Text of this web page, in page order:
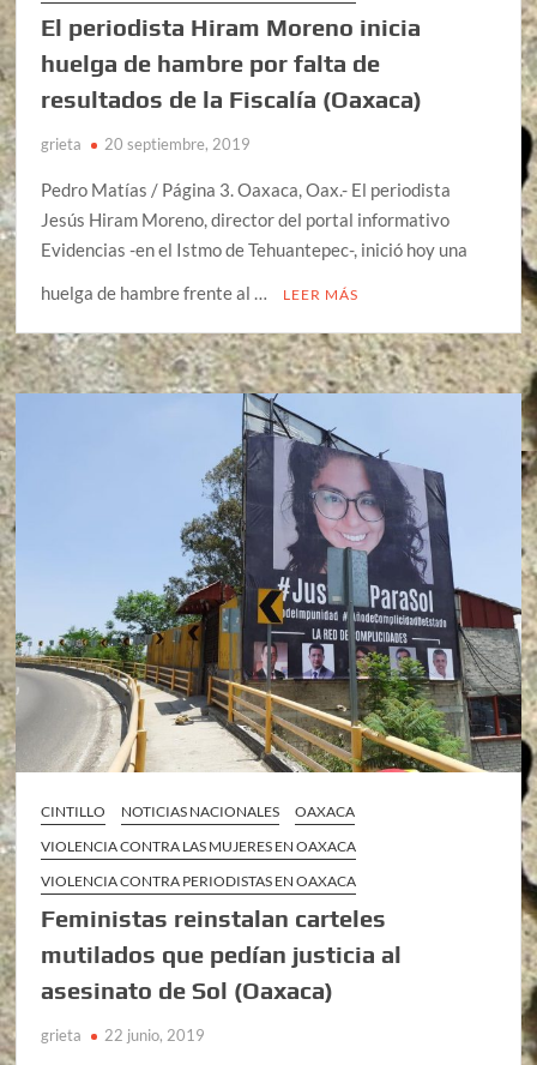
El periodista Hiram Moreno inicia
huelga de hambre por falta de
resultados de la Fiscalía (Oaxaca)
grieta 20 septiembre, 2019
Pedro Matías / Página 3. Oaxaca, Oax.- El periodista
Jesús Hiram Moreno, director del portal informativo
Evidencias -en el Istmo de Tehuantepec-, inició hoy una
huelga de hambre frente al …
LEER MÁS
CINTILLO NOTICIAS NACIONALES
OAXACA
VIOLENCIA CONTRA LAS MUJERES EN OAXACA
VIOLENCIA CONTRA PERIODISTAS EN OAXACA
Feministas reinstalan carteles
mutilados que pedían justicia al
asesinato de Sol (Oaxaca)
grieta 22 junio, 2019